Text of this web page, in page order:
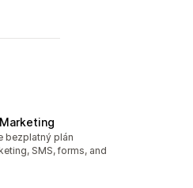
bezplatný plán
SMS, forms, and